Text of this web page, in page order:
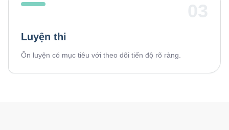
Luyện thi
Ôn luyện có mục tiêu với theo dõi tiến độ rõ ràng.